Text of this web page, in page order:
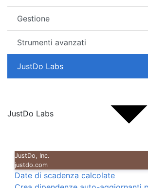
Gestione
Strumenti avanzati
JustDo Labs
JustDo Labs
JustDo, Inc.
justdo.com
Date di scadenza calcolate